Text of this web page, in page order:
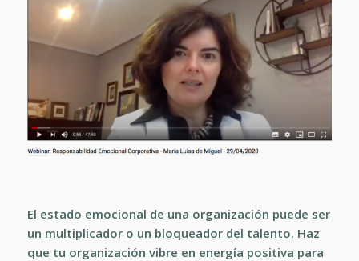
El estado emocional de una organización puede ser
un multiplicador o un bloqueador del talento. Haz
que tu organización vibre en energía positiva para